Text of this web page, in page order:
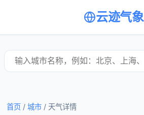
云迹气象
首页 / 城市 / 天气详情